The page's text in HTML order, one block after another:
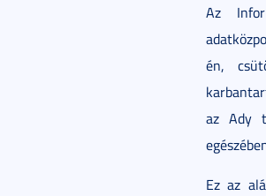
Az
én,
az Ady
Ez az